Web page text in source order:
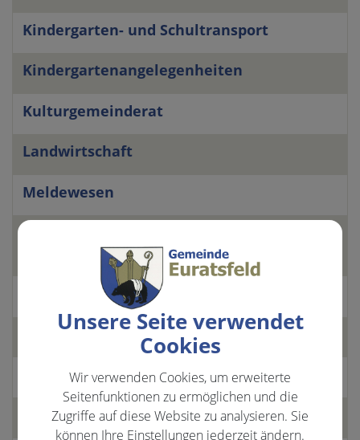
Kindergarten- und Schultransport
Kindergartenangelegenheiten
Kulturgemeinderat
Landwirtschaft
Meldewesen
PfarrGemeindeZentrums
Mobilitätsgemeinderat
Müllangelegenheiten
Musikschule
Öffentlichkeitsarbeit
Unsere Seite verwendet
Cookies
Wir verwenden Cookies, um erweiterte
Seitenfunktionen zu ermöglichen und die
Zugriffe auf diese Website zu analysieren. Sie
können Ihre Einstellungen jederzeit ändern.